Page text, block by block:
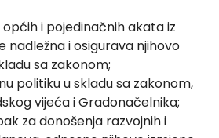
i pojedinačnih akata iz
nadležna i osigurava njihovo
sa zakonom;
politiku u skladu sa zakonom,
vijeća i Gradonačelnika;
za donošenja razvojnih i